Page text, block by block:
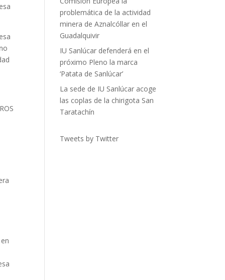
problemática de la actividad
minera de Aznalcóllar en el
Guadalquivir
IU Sanlúcar defenderá en el
próximo Pleno la marca
‘Patata de Sanlúcar’
La sede de IU Sanlúcar acoge
las coplas de la chirigota San
Taratachín
Tweets by Twitter